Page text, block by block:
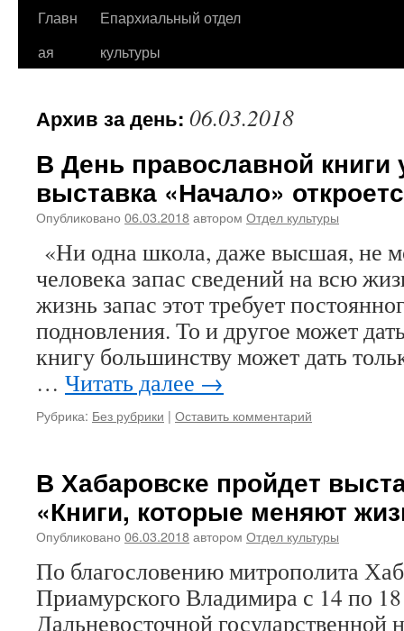
Перейти
Главн
ая
Епархиальный отдел
культуры
Архив за день: 06.03.2018
В День православной книги
выставка «Начало»
Опубликовано 06.03.2018автором Отдел культуры
«Ни одна школа, даже высшая, не
человека запас сведений на всю
жизнь запас этот требует
подновления. То и другое может
книгу большинству может дать
… Читать далее →
Рубрика: Без рубрики | Оставить комментарий
В Хабаровске пройдет
«Книги, которые меняют
Опубликовано 06.03.2018автором Отдел культуры
По благословению митрополита
Приамурского Владимира с 14 по 18
Дальневосточной государственной